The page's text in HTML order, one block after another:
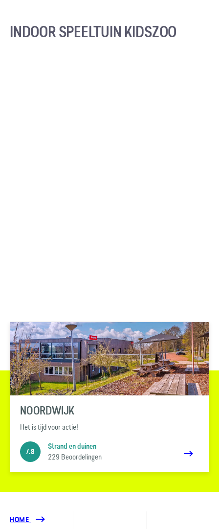
INDOOR SPEELTUIN KIDSZOO
NOORDWIJK
Het is tijd voor actie!
7.8
Strand en duinen
229 Beoordelingen
HOME